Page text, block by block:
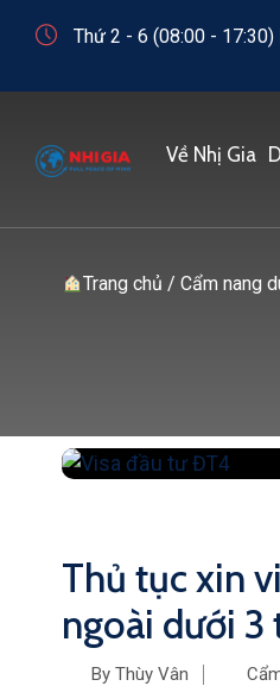
Thứ 2 - 6 (08:00 -
Về Nhị Gia
Trang chủ /Cẩm nang
Thủ tục xin
ngoài dưới 3
By Thùy Vân